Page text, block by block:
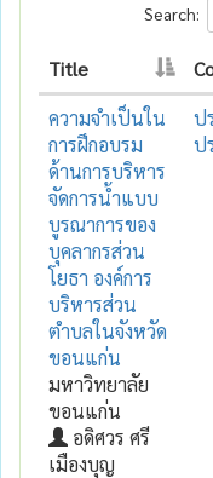
Search:
Title
ความจำเป็นใน
การฝึกอบรม
ด้านการบริหาร
จัดการน้ำแบบ
บูรณาการของ
บุคลากรส่วน
โยธา องค์การ
บริหารส่วน
ตำบลในจังหวัด
ขอนแก่น
มหาวิทยาลัย
ขอนแก่น
อดิศวร ศรี
เมืองบุญ
ป
ป